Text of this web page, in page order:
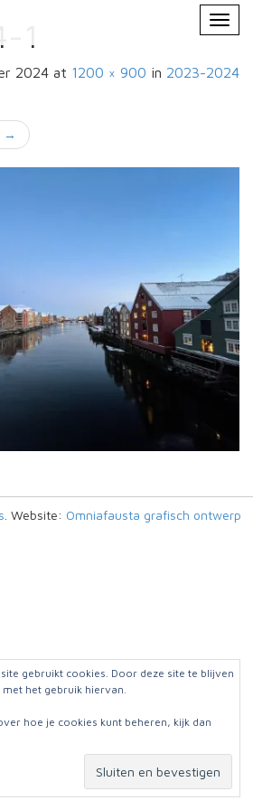
1
2024 at 1200 × 900 in 2023-2024
→
. Website: Omniafausta grafisch ontwerp
gebruikt cookies. Door deze site te blijven
het gebruik hiervan.
hoe je cookies kunt beheren, kijk dan